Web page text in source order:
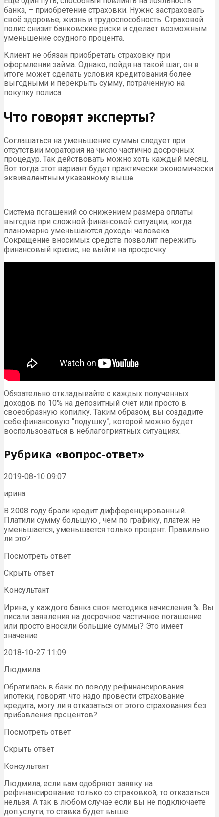
банка, – приобретение страховки. Нужно застраховать
своё здоровье, жизнь и трудоспособность. Страховой
полис снизит банковские риски и сделает возможным
уменьшение ссудного процента.
Клиент не обязан приобретать страховку при
оформлении займа. Однако, пойдя на такой шаг, он в
итоге может сделать условия кредитования более
выгодными и перекрыть сумму, потраченную на
покупку полиса.
Что говорят эксперты?
Соглашаться на уменьшение суммы следует при
отсутствии моратория на число частично досрочных
процедур. Так действовать можно хоть каждый месяц.
Вот тогда этот вариант будет практически экономически
эквивалентным указанному выше.
Система погашений со снижением размера оплаты
выгодна при сложной финансовой ситуации, когда
планомерно уменьшаются доходы человека.
Сокращение вносимых средств позволит пережить
финансовый кризис, не выйти на просрочку.
Обязательно откладывайте с каждых полученных
доходов по 10% на депозитный счет или просто в
своеобразную копилку. Таким образом, вы создадите
себе финансовую “подушку”, которой можно будет
воспользоваться в неблагоприятных ситуациях.
Рубрика «вопрос-ответ»
2019-08-10 09:07
ирина
В 2008 году брали кредит дифференцированный.
Платили сумму большую , чем по графику, платеж не
уменьшается, уменьшается только процент. Правильно
ли это?
Посмотреть ответ
Скрыть ответ
Консультант
Ирина, у каждого банка своя методика начисления %. Вы
писали заявления на досрочное частичное погашение
или просто вносили большие суммы? Это имеет
значение
2018-10-27 11:09
Людмила
Обратилась в банк по поводу рефинансирования
ипотеки, говорят, что надо провести страхование
кредита, могу ли я отказаться от этого страхования без
прибавления процентов?
Посмотреть ответ
Скрыть ответ
Консультант
Людмила, если вам одобряют заявку на
рефинансирование только со страховкой, то отказаться
нельзя. А так в любом случае если вы не подключаете
доп.услуги, то ставка будет выше